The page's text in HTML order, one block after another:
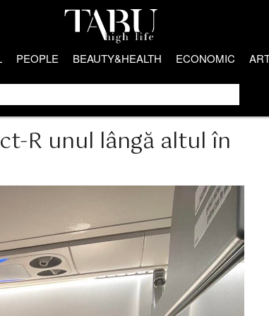
PEOPLE BEAUTY&HEALTH ECONOMIC
R unul lângă altul în